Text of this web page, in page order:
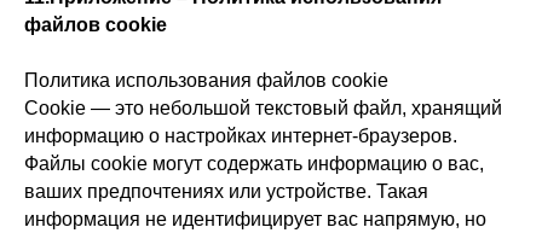
файлов cookie
Политика использования файлов cookie
Cookie — это небольшой текстовый файл, хранящий
информацию о настройках интернет-браузеров.
Файлы cookie могут содержать информацию о вас,
ваших предпочтениях или устройстве. Такая
информация не идентифицирует вас напрямую, но